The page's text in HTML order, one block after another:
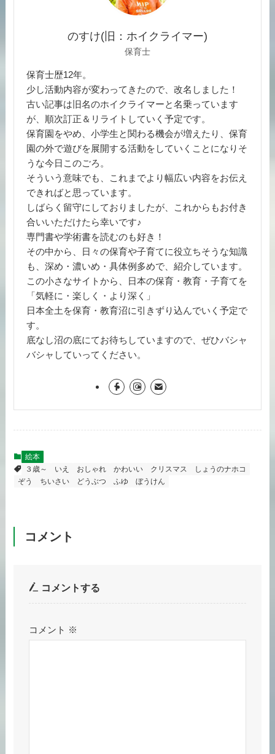
のすけ(旧：ホイクライマー)
保育士
保育士歴12年。
少し活動内容が変わってきたので、改名しました！
古い記事は旧名のホイクライマーと名乗っています
が、順次訂正＆リライトしていく予定です。
保育園をやめ、小学生と関わる機会が増えたり、保育
園の外で遊びを展開する活動をしていくことになりそ
うな今日このごろ。
そういう意味でも、これまでより幅広い内容をお伝え
できればと思っています。
しばらく留守にしておりましたが、これからもお付き
合いいただけたら幸いです♪
専門書や学術書を読むのも好き！
その中から、日々の保育や子育てに役立ちそうな知識
も、深め・濃いめ・具体例多めで、紹介しています。
この小さなサイトから、日本の保育・教育・子育てを
「気軽に・楽しく・より深く」
日本全土を保育・教育沼に引きずり込んでいく予定で
す。
底なし沼の底にてお待ちしていますので、ぜひバシャ
バシャしていってください。
絵本
３歳～
いえ おしゃれ かわいい クリスマス
しょうのナホコ
ぞう
ちいさい どうぶつ ふゆ ぼうけん
コメント
コメントする
コメント ※